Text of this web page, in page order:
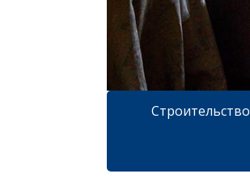
Строительство